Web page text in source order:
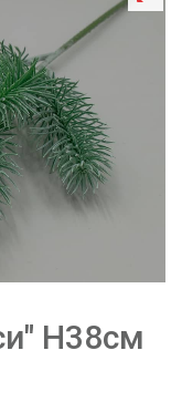
H38см